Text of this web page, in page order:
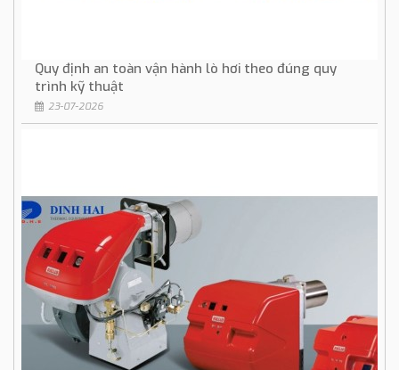
Quy định an toàn vận hành lò hơi theo đúng quy
trình kỹ thuật
23-07-2026